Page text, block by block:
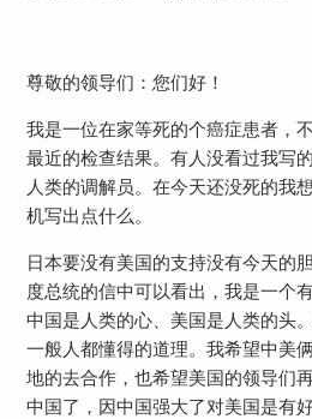
尊敬的领导们：您们好！
我是一位在家等死的个癌症患者，
最近的检查结果。有人没看过我写
人类的调解员。在今天还没死的我
机写出点什么。
日本要没有美国的支持没有今天的
度总统的信中可以看出，我是一个
中国是人类的心、美国是人类的头
一般人都懂得的道理。我希望中美
地的去合作，也希望美国的领导们
中国了，因中国强大了对美国是有